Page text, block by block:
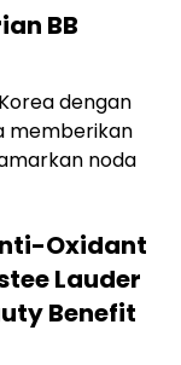
BB
dengan
memberikan
noda
Oxidant
Lauder
Benefit